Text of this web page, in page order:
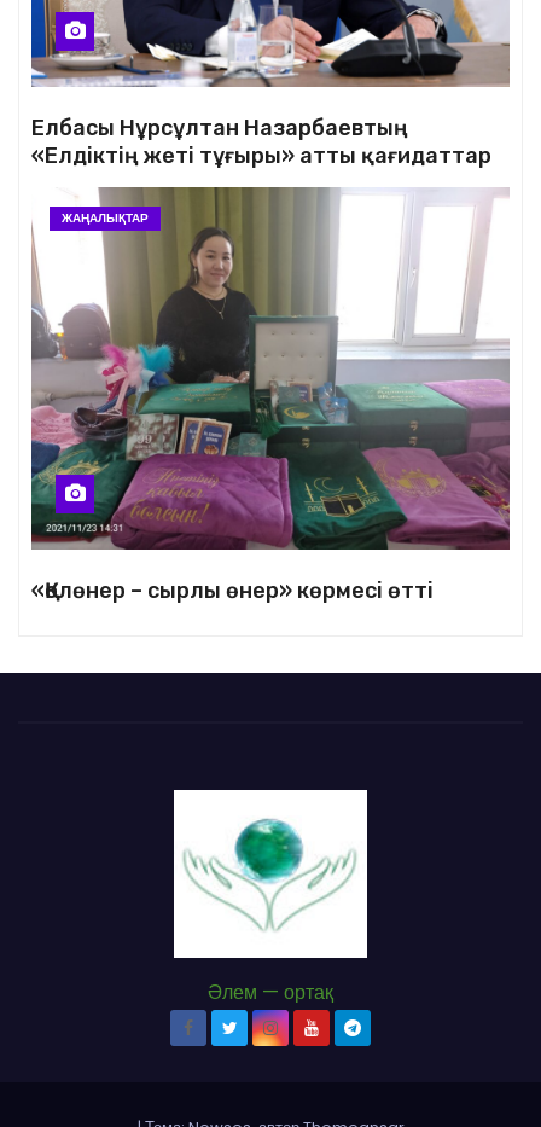
Елбасы Нұрсұлтан Назарбаевтың
«Елдіктің жеті тұғыры» атты қағидаттар
жиынтығы
ЖАҢАЛЫҚТАР
«Қолөнер – сырлы өнер» көрмесі өтті
Әлем — ортақ